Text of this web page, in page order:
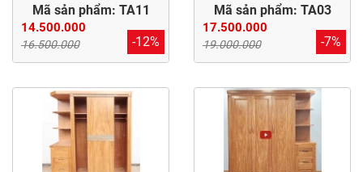
Điểm
Gỗ
Nệm
Mã sản phẩm: TA11
14.500.000
16.500.000 -12%
Mã sản phẩm: TA03
17.500.000
19.000.000 -7%